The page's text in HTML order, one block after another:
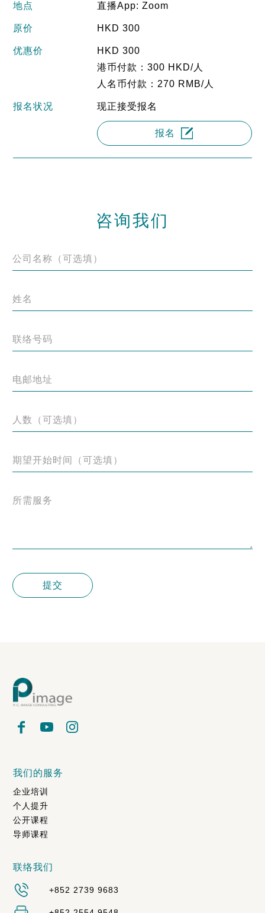
地点 直播App: Zoom
原价 HKD 300
优惠价
HKD 300
港币付款：300 HKD/人
人名币付款：270 RMB/人
报名状况 现正接受报名
报名
咨询我们
公司名称（可选填）
姓名
联络号码
电邮地址
人数（可选填）
期望开始时间（可选填）
所需服务
提交
我们的服务
企业培训
个人提升
公开课程
导师课程
联络我们
+852 2739 9683